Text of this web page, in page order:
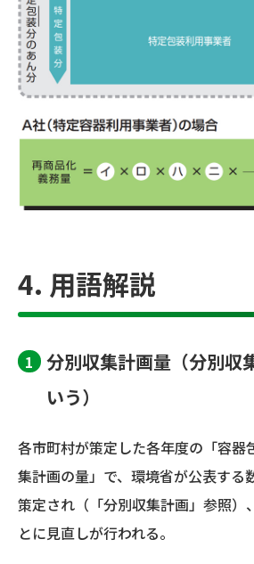
4. 用語解説
分別収集計画量（分別収
いう）
各市町村が策定した各年度の「容器
集計画の量」で、環境省が公表する
策定され（「分別収集計画」参照）
とに見直しが行われる。